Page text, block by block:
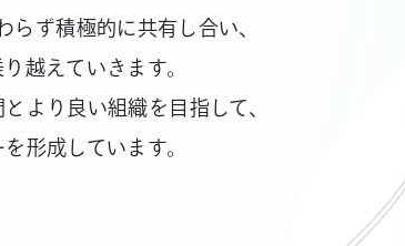
らず積極的に共有し合い、
越えていきます。
より良い組織を目指して、
形成しています。